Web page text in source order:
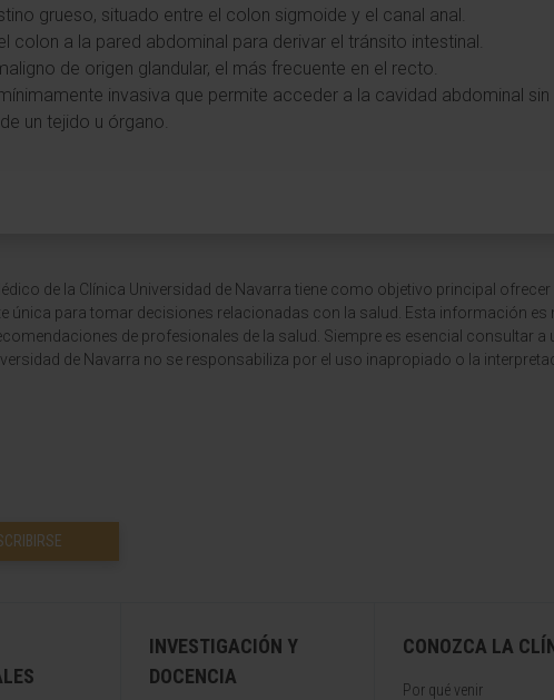
grueso, situado entre el colon sigmoide y el canal anal.
colon a la pared abdominal para derivar el tránsito intestinal.
de origen glandular, el más frecuente en el recto.
invasiva que permite acceder a la cavidad abdominal sin
un tejido u órgano.
de la Clínica Universidad de Navarra tiene como objetivo principal
única para tomar decisiones relacionadas con la salud. Esta información es
de profesionales de la salud. Siempre es esencial consultar a
de Navarra no se responsabiliza por el uso inapropiado o la
INVESTIGACIÓN Y
DOCENCIA
CONOZCA LA
Por qué venir